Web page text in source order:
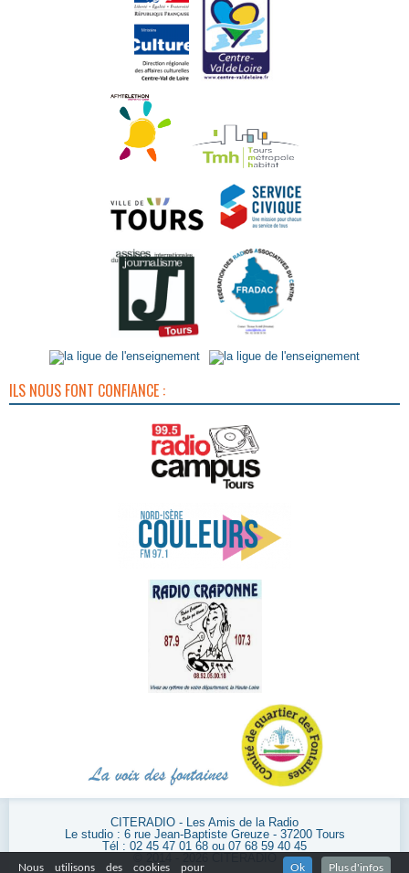
ILS NOUS FONT CONFIANCE :
CITERADIO - Les Amis de la Radio
Le studio : 6 rue Jean-Baptiste Greuze - 37200 Tours
Tél : 02 45 47 01 68 ou 07 68 59 40 45
Nous utilisons des cookies pour
Ok Plus d'infos